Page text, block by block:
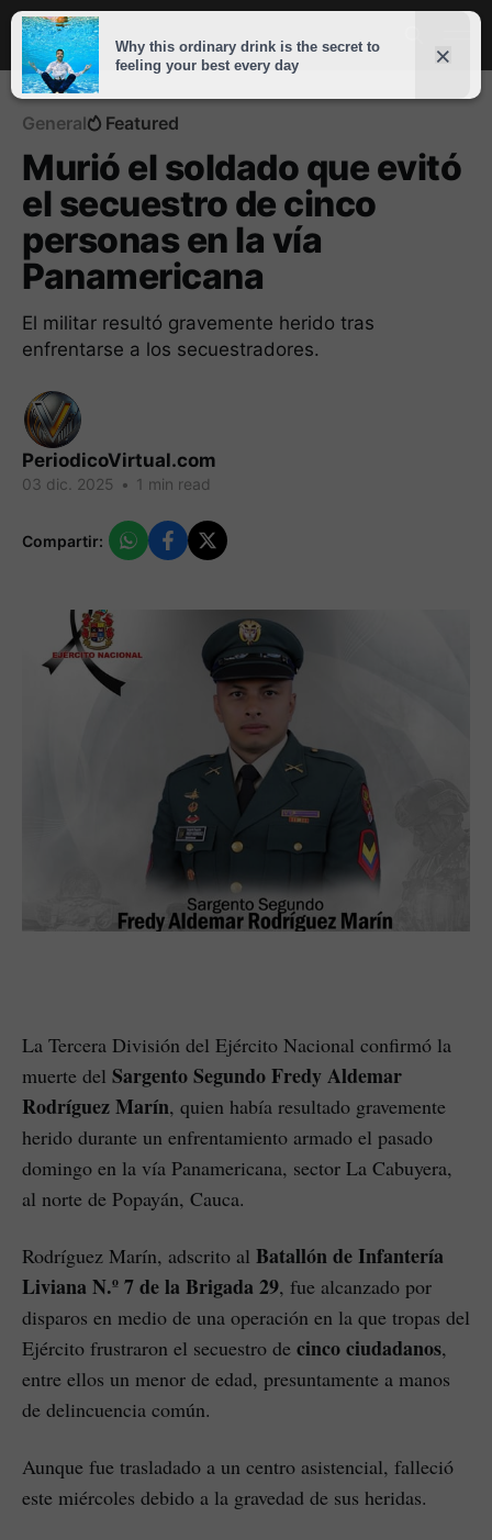
General Featured
Murió el soldado que evitó
el secuestro de cinco
personas en la vía
Panamericana
El militar resultó gravemente herido tras
enfrentarse a los secuestradores.
PeriodicoVirtual.com
03 dic. 2025 • 1 min read
Compartir:
La Tercera División del Ejército Nacional confirmó la
muerte del Sargento Segundo Fredy Aldemar
Rodríguez Marín, quien había resultado gravemente
herido durante un enfrentamiento armado el pasado
domingo en la vía Panamericana, sector La Cabuyera,
al norte de Popayán, Cauca.
Rodríguez Marín, adscrito al Batallón de Infantería
Liviana N.º 7 de la Brigada 29, fue alcanzado por
disparos en medio de una operación en la que tropas del
Ejército frustraron el secuestro de cinco ciudadanos,
entre ellos un menor de edad, presuntamente a manos
de delincuencia común.
Aunque fue trasladado a un centro asistencial, falleció
este miércoles debido a la gravedad de sus heridas.